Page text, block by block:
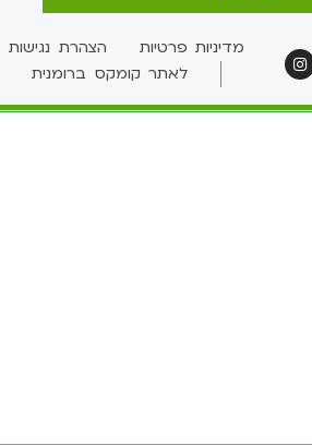
מדיניות פרטיות
הצהרת נגישות
לאתר קומקס ברומנית